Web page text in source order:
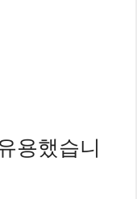
용했습니